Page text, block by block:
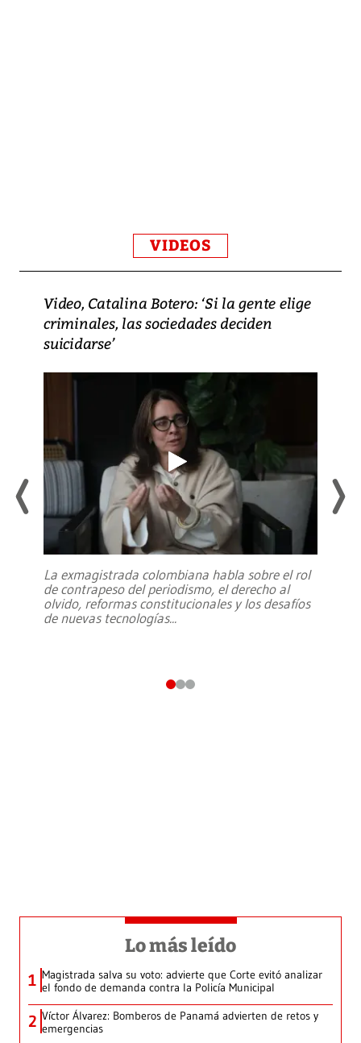
VIDEOS
Video, Catalina Botero: ‘Si la gente elige
criminales, las sociedades deciden
suicidarse’
La exmagistrada colombiana habla sobre el rol
de contrapeso del periodismo, el derecho al
olvido, reformas constitucionales y los desafíos
de nuevas tecnologías...
Lo más leído
1 Magistrada salva su voto: advierte que Corte evitó analizar
el fondo de demanda contra la Policía Municipal
2 Víctor Álvarez: Bomberos de Panamá advierten de retos y
emergencias